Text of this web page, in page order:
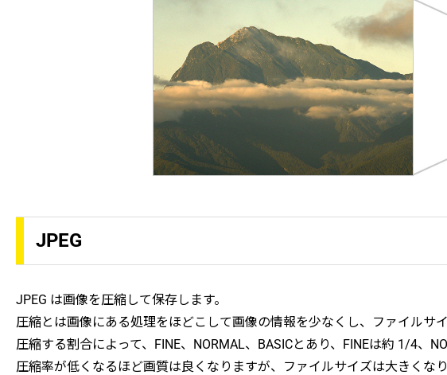
JPEG
JPEG は画像を圧縮して保存します。
圧縮とは画像にある処理をほどこして画像の情報を少なくし、ファイルサ
圧縮する割合によって、FINE、NORMAL、BASICとあり、FINEは約 1/4、
圧縮率が低くなるほど画質は良くなりますが、ファイルサイズは大きくなり